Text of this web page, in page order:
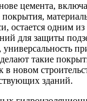
цемента,
покрытия,
остается одним из
для защиты
такие
в новом
зданий.